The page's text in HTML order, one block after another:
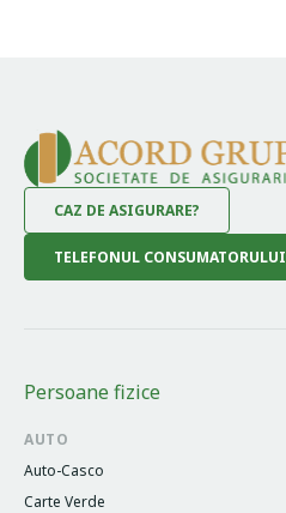
CAZ DE ASIGURARE?
TELEFONUL CONSUMATORULUI
Persoane fizice
AUTO
Auto-Casco
Carte Verde